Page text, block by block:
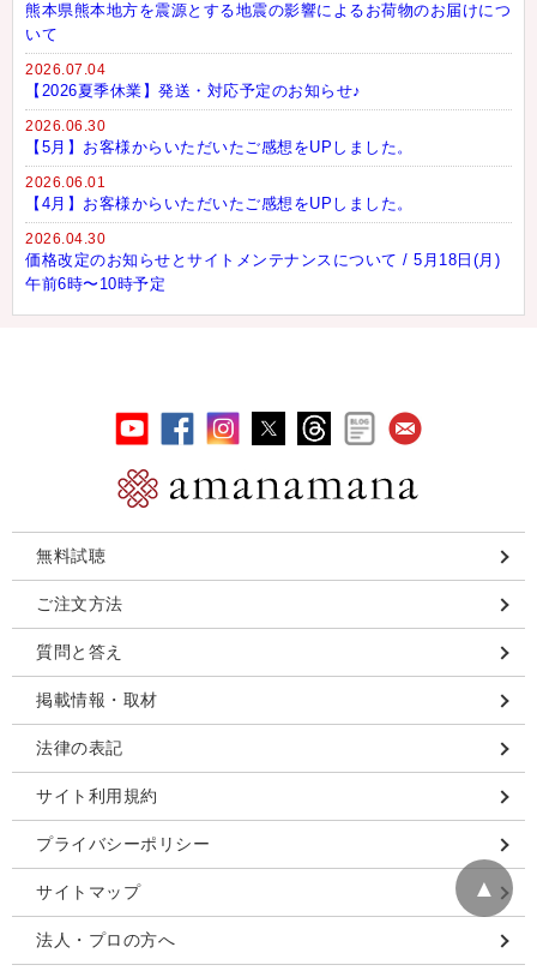
熊本県熊本地方を震源とする地震の影響によるお荷物のお届けにつ
いて
2026.07.04
【2026夏季休業】発送・対応予定のお知らせ♪
2026.06.30
【5月】お客様からいただいたご感想をUPしました。
2026.06.01
【4月】お客様からいただいたご感想をUPしました。
2026.04.30
価格改定のお知らせとサイトメンテナンスについて / 5月18日(月)
午前6時〜10時予定
無料試聴
ご注文方法
質問と答え
掲載情報・取材
法律の表記
サイト利用規約
プライバシーポリシー
サイトマップ
法人・プロの方へ
▲